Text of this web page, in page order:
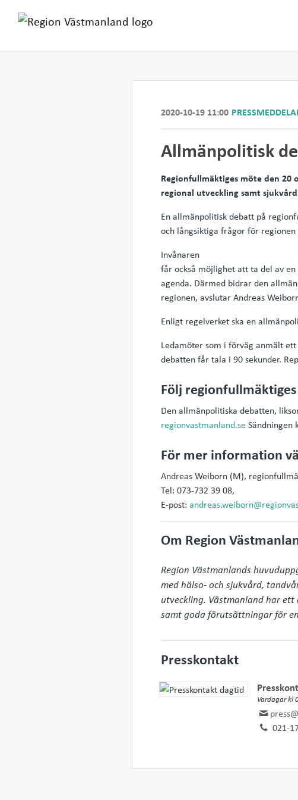
2020-10-19 11:00
Allmänpolitisk
Regionfullmäktiges möte den
regional utveckling samt
En allmänpolitisk debatt på
och långsiktiga frågor för
Invånaren
får också möjlighet att ta del av
agenda. Därmed bidrar den
regionen, avslutar Andreas
Enligt regelverket ska en
Ledamöter som i förväg anmält
debatten får tala i 90 sekunder.
Följ
Den allmänpolitiska debatten,
regionvastmanland.seSändningen
För mer information
Andreas Weiborn (M),
Tel: 073-732 39 08,
E-post:
Om Region
Region Västmanlands
med hälso- och sjukvård,
utveckling. Västmanland har
samt goda förutsättningar för
Presskontakt
Vardagar kl
021-